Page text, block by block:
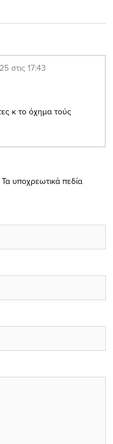
στις 17:43
κ το όχημα τούς
Τα υποχρεωτικά πεδία